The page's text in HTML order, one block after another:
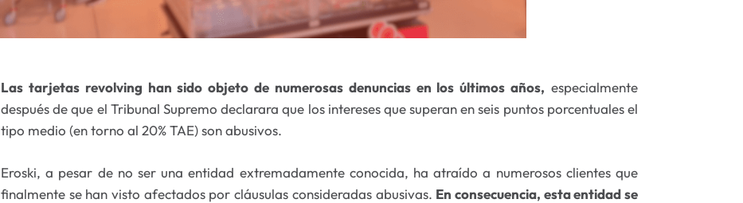
Las tarjetas revolving han sido objeto de numerosas denuncias en los últimos años, especialmente
después de que el Tribunal Supremo declarara que los intereses que superan en seis puntos porcentuales el
tipo medio (en torno al 20% TAE) son abusivos.
Eroski, a pesar de no ser una entidad extremadamente conocida, ha atraído a numerosos clientes que
finalmente se han visto afectados por cláusulas consideradas abusivas. En consecuencia, esta entidad se